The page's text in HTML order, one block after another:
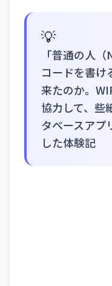
💡
「普通の人
コードを書け
来たのか。
協力して、些
タベースア
した体験記